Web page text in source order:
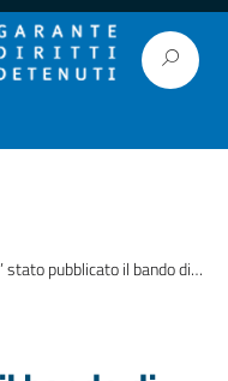
pubblicato il bando di Sport e salute denominato “Carceri”